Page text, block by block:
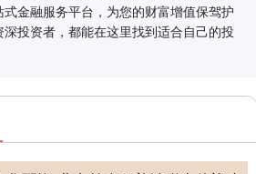
金融服务平台，为您的财富增值保驾护
投资者，都能在这里找到适合自己的投